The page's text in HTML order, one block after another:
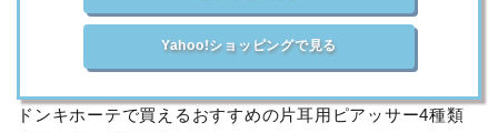
Yahoo!ショッピングで見る
ドンキホーテで買えるおすすめの片耳用ピアッサー4種類